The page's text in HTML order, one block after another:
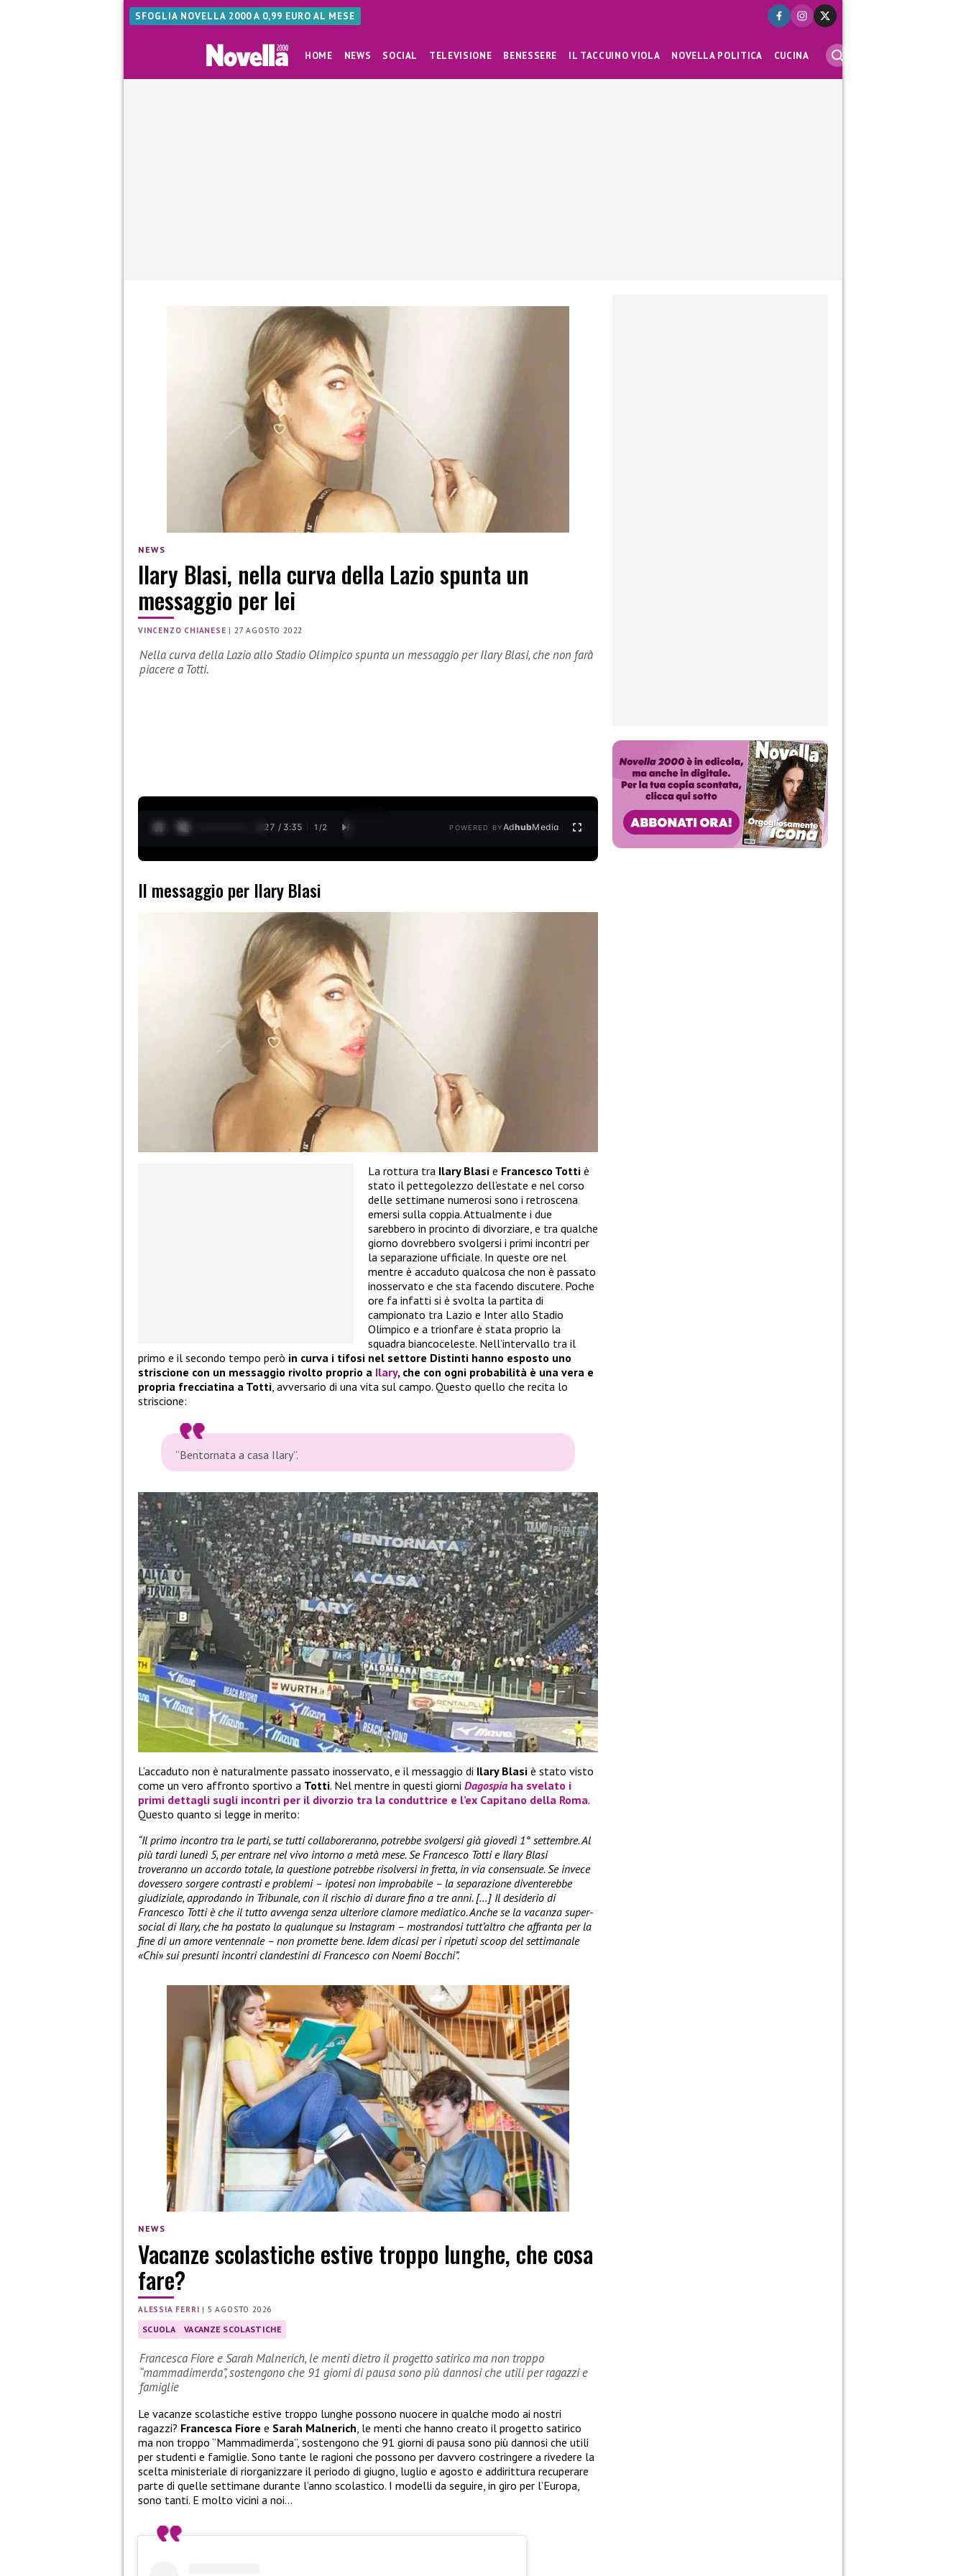
SFOGLIA NOVELLA 2000 A 0,99 EURO AL MESE
HOME NEWS SOCIAL TELEVISIONE BENESSERE IL TACCUINO VIOLA NOVELLA POLITICA CUCINA
NEWS
Ilary Blasi, nella curva della Lazio spunta un
messaggio per lei
VINCENZO CHIANESE |27 AGOSTO 2022
Nella curva della Lazio allo Stadio Olimpico spunta un messaggio per Ilary Blasi, che non farà
piacere a Totti.
0:28 / 3:35 1 /2 POWERED BYAdhubMedia
Il messaggio per Ilary Blasi
La rottura tra Ilary Blasi e Francesco Totti è
stato il pettegolezzo dell’estate e nel corso
delle settimane numerosi sono i retroscena
emersi sulla coppia. Attualmente i due
sarebbero in procinto di divorziare, e tra qualche
giorno dovrebbero svolgersi i primi incontri per
la separazione ufficiale. In queste ore nel
mentre è accaduto qualcosa che non è passato
inosservato e che sta facendo discutere. Poche
ore fa infatti si è svolta la partita di
campionato tra Lazio e Inter allo Stadio
Olimpico e a trionfare è stata proprio la
squadra biancoceleste. Nell’intervallo tra il
primo e il secondo tempo però in curva i tifosi nel settore Distinti hanno esposto uno
striscione con un messaggio rivolto proprio a Ilary, che con ogni probabilità è una vera e
propria frecciatina a Totti, avversario di una vita sul campo. Questo quello che recita lo
striscione:
“Bentornata a casa Ilary”.
L’accaduto non è naturalmente passato inosservato, e il messaggio di Ilary Blasi è stato visto
come un vero affronto sportivo a Totti. Nel mentre in questi giorni Dagospia ha svelato i
primi dettagli sugli incontri per il divorzio tra la conduttrice e l’ex Capitano della Roma.
Questo quanto si legge in merito:
“Il primo incontro tra le parti, se tutti collaboreranno, potrebbe svolgersi già giovedì 1° settembre. Al
più tardi lunedì 5, per entrare nel vivo intorno a metà mese. Se Francesco Totti e Ilary Blasi
troveranno un accordo totale, la questione potrebbe risolversi in fretta, in via consensuale. Se invece
dovessero sorgere contrasti e problemi – ipotesi non improbabile – la separazione diventerebbe
giudiziale, approdando in Tribunale, con il rischio di durare fino a tre anni. […] Il desiderio di
Francesco Totti è che il tutto avvenga senza ulteriore clamore mediatico. Anche se la vacanza super-
social di Ilary, che ha postato la qualunque su Instagram – mostrandosi tutt’altro che affranta per la
fine di un amore ventennale – non promette bene. Idem dicasi per i ripetuti scoop del settimanale
«Chi» sui presunti incontri clandestini di Francesco con Noemi Bocchi”.
NEWS
Vacanze scolastiche estive troppo lunghe, che cosa
fare?
ALESSIA FERRI | 5 AGOSTO 2026
SCUOLA VACANZE SCOLASTICHE
Francesca Fiore e Sarah Malnerich, le menti dietro il progetto satirico ma non troppo
“mammadimerda”, sostengono che 91 giorni di pausa sono più dannosi che utili per ragazzi e
famiglie
Le vacanze scolastiche estive troppo lunghe possono nuocere in qualche modo ai nostri
ragazzi? Francesca Fiore e Sarah Malnerich, le menti che hanno creato il progetto satirico
ma non troppo “Mammadimerda”, sostengono che 91 giorni di pausa sono più dannosi che utili
per studenti e famiglie. Sono tante le ragioni che possono per davvero costringere a rivedere la
scelta ministeriale di riorganizzare il periodo di giugno, luglio e agosto e addirittura recuperare
parte di quelle settimane durante l’anno scolastico. I modelli da seguire, in giro per l’Europa,
sono tanti. E molto vicini a noi…